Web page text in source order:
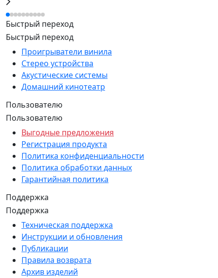
Быстрый переход
Быстрый переход
Проигрыватели винила
Стерео устройства
Акустические системы
Домашний кинотеатр
Пользователю
Пользователю
Выгодные предложения
Регистрация продукта
Политика конфиденциальности
Политика обработки данных
Гарантийная политика
Поддержка
Поддержка
Техническая поддержка
Инструкции и обновления
Публикации
Правила возврата
Архив изделий